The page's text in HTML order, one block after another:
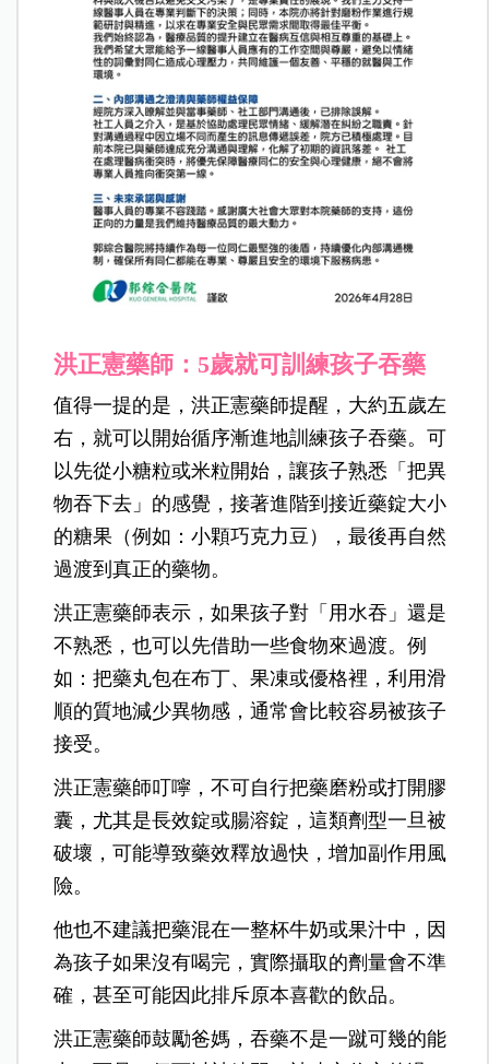
洪正憲藥師：5歲就可訓練孩子吞藥
值得一提的是，洪正憲藥師提醒，大約五歲左
右，就可以開始循序漸進地訓練孩子吞藥。可
以先從小糖粒或米粒開始，讓孩子熟悉「把異
物吞下去」的感覺，接著進階到接近藥錠大小
的糖果（例如：小顆巧克力豆），最後再自然
過渡到真正的藥物。
洪正憲藥師表示，如果孩子對「用水吞」還是
不熟悉，也可以先借助一些食物來過渡。例
如：把藥丸包在布丁、果凍或優格裡，利用滑
順的質地減少異物感，通常會比較容易被孩子
接受。
洪正憲藥師叮嚀，不可自行把藥磨粉或打開膠
囊，尤其是長效錠或腸溶錠，這類劑型一旦被
破壞，可能導致藥效釋放過快，增加副作用風
險。
他也不建議把藥混在一整杯牛奶或果汁中，因
為孩子如果沒有喝完，實際攝取的劑量會不準
確，甚至可能因此排斥原本喜歡的飲品。
洪正憲藥師鼓勵爸媽，吞藥不是一蹴可幾的能